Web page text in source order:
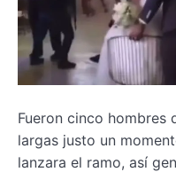
Fueron cinco hombres
largas justo un
lanzara el ramo, así